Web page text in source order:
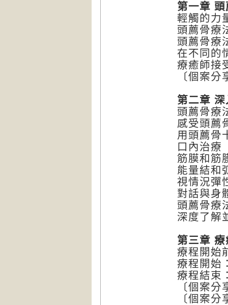
第一章
輕觸的力
頭薦骨療
頭薦骨療
在不同的
療癒師接
〔個案
第二章
頭薦骨療
感受頭薦
用頭薦骨
口內治療
筋膜和筋
能量結和
視情況彈
對話與身
頭薦骨療
深度了解
第三章
療程開始
療程開始
療程結束
〔個案
〔個案